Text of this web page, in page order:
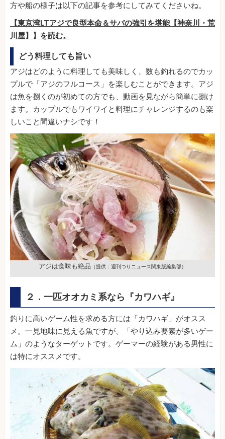
方や船の様子は以下の記事を参考にしてみてくださいね。
【東京湾LTアジで良型本命＆サバの強引を堪能【神奈川・荒
川屋】】を読む。
どう料理しても旨い
アジはどのように料理しても美味しく、数も釣れるのでカッ
プルで「アジのフルコース」を楽しむことができます。アジ
は魚を捌くのが初めての方でも、動画を見ながら簡単に捌け
ます。カップルでもワイワイと料理にチャレンジするのも楽
しいこと間違いナシです！
アジは食味も絶品 （提供：週刊つりニュース関東版編集部）
２．一匹オオカミ系なら『カワハギ』
釣りに高いゲーム性を求める方には「カワハギ」がオスス
メ。一見地味に見える魚ですが、「やり込み要素が多いゲー
ム」のようなターゲットです。ゲーマーの経験がある男性に
は特にオススメです。